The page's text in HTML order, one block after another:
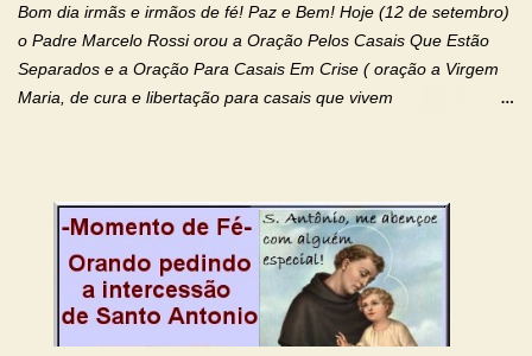
Bom dia irmãs e irmãos de fé! Paz e Bem! Hoje (12 de setembro)
o Padre Marcelo Rossi orou a Oração Pelos Casais Que Estão
Separados e a Oração Para Casais Em Crise ( oração a Virgem
Maria, de cura e libertação para casais que vivem
no programa de rádio Momento de Fé, pela cura dos
relacionamentos. Seu relacionamento está doente? Você está
sofrendo? Então ouça o Momento de Fé e entre nesta corrente
de orações abençoadas, d eixe o Amor Ágape de Jesus curar e
restaurar você e seu relacionamento. Adriana-Devoção e Fé